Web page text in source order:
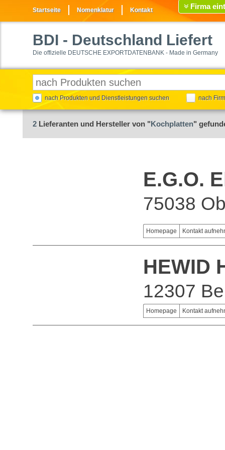
Startseite Nomenklatur Kontakt Firma
BDI - Deutschland Liefert
Die offizielle DEUTSCHE EXPORTDATENBANK - Made in Germany
nach Produkten und Dienstleistungen suchen nach
2 Lieferanten und Hersteller von "Kochplatten"
E.G.O.
75038
Homepage Kontakt
HEWID
12307
Homepage Kontakt